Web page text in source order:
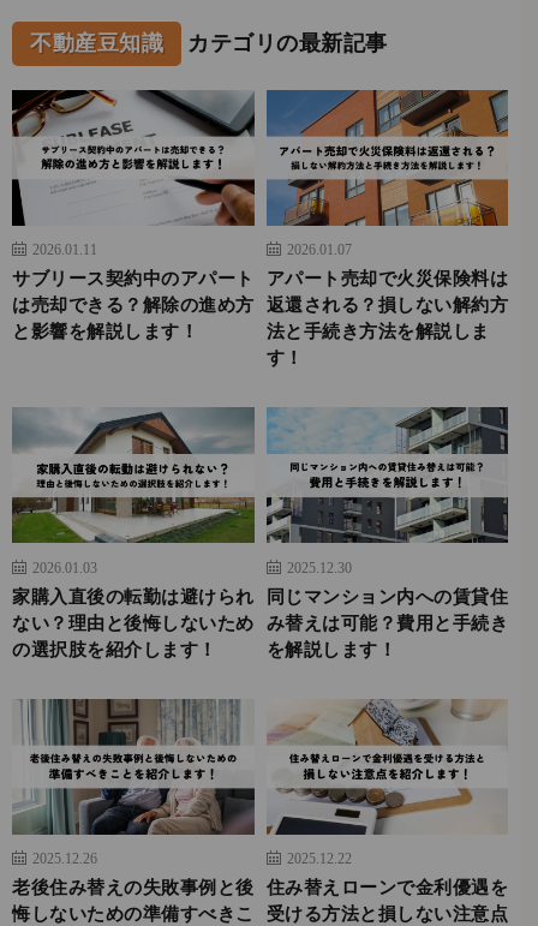
不動産豆知識 カテゴリの最新記事
2026.01.11
サブリース契約中のアパート
は売却できる？解除の進め方
と影響を解説します！
2026.01.07
アパート売却で火災保険料は
返還される？損しない解約方
法と手続き方法を解説しま
す！
2026.01.03
家購入直後の転勤は避けられ
ない？理由と後悔しないため
の選択肢を紹介します！
2025.12.30
同じマンション内への賃貸住
み替えは可能？費用と手続き
を解説します！
2025.12.26
老後住み替えの失敗事例と後
悔しないための準備すべきこ
2025.12.22
住み替えローンで金利優遇を
受ける方法と損しない注意点